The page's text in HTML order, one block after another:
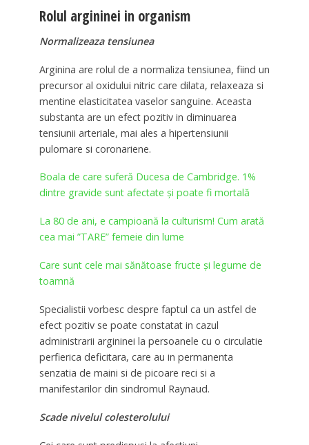
Rolul argininei in organism
Normalizeaza tensiunea
Arginina are rolul de a normaliza tensiunea, fiind un
precursor al oxidului nitric care dilata, relaxeaza si
mentine elasticitatea vaselor sanguine. Aceasta
substanta are un efect pozitiv in diminuarea
tensiunii arteriale, mai ales a hipertensiunii
pulomare si coronariene.
Boala de care suferă Ducesa de Cambridge. 1%
dintre gravide sunt afectate și poate fi mortală
La 80 de ani, e campioană la culturism! Cum arată
cea mai ”TARE” femeie din lume
Care sunt cele mai sănătoase fructe și legume de
toamnă
Specialistii vorbesc despre faptul ca un astfel de
efect pozitiv se poate constatat in cazul
administrarii argininei la persoanele cu o circulatie
perfierica deficitara, care au in permanenta
senzatia de maini si de picoare reci si a
manifestarilor din sindromul Raynaud.
Scade nivelul colesterolului